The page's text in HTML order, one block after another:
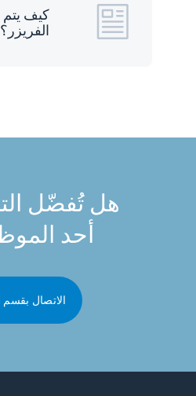
كيف يتم
الفريزر؟
هل تُفضّل
أحد
الاتصال بقسم